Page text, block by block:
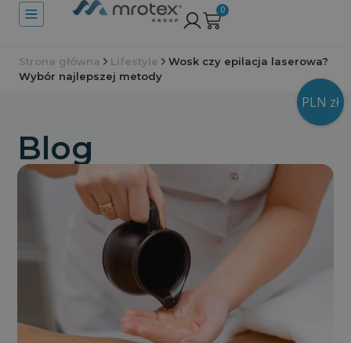
0
Strona główna Lifestyle
Wosk czy epilacja laserowa?
Wybór najlepszej metody
Blog
PLN zł